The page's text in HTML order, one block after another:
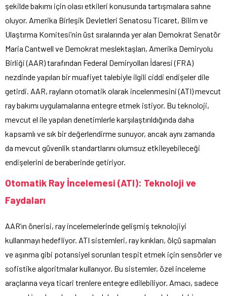
şekilde bakımı için olası etkileri konusunda tartışmalara sahne
oluyor. Amerika Birleşik Devletleri Senatosu Ticaret, Bilim ve
Ulaştırma Komitesi’nin üst sıralarında yer alan Demokrat Senatör
Maria Cantwell ve Demokrat meslektaşları, Amerika Demiryolu
Birliği (AAR) tarafından Federal Demiryolları İdaresi (FRA)
nezdinde yapılan bir muafiyet talebiyle ilgili ciddi endişeler dile
getirdi. AAR, rayların otomatik olarak incelenmesini (ATI) mevcut
ray bakımı uygulamalarına entegre etmek istiyor. Bu teknoloji,
mevcut el ile yapılan denetimlerle karşılaştırıldığında daha
kapsamlı ve sık bir değerlendirme sunuyor, ancak aynı zamanda
da mevcut güvenlik standartlarını olumsuz etkileyebileceği
endişelerini de beraberinde getiriyor.
Otomatik Ray İncelemesi (ATI): Teknoloji ve
Faydaları
AAR’ın önerisi, ray incelemelerinde gelişmiş teknolojiyi
kullanmayı hedefliyor. ATI sistemleri, ray kırıkları, ölçü sapmaları
ve aşınma gibi potansiyel sorunları tespit etmek için sensörler ve
sofistike algoritmalar kullanıyor. Bu sistemler, özel inceleme
araçlarına veya ticari trenlere entegre edilebiliyor. Amacı, sadece